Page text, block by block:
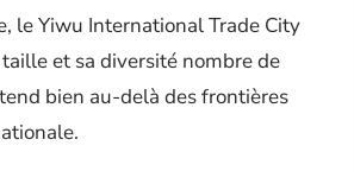
le Yiwu International Trade City
et sa diversité nombre de
bien au-delà des frontières